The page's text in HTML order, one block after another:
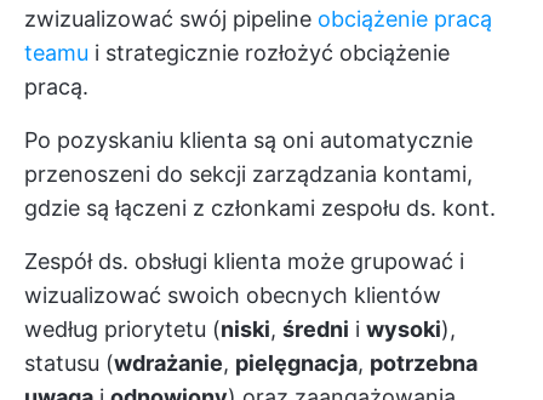
zwizualizować swój pipeline obciążenie pracą
teamu i strategicznie rozłożyć obciążenie
pracą.
Po pozyskaniu klienta są oni automatycznie
przenoszeni do sekcji zarządzania kontami,
gdzie są łączeni z członkami zespołu ds. kont.
Zespół ds. obsługi klienta może grupować i
wizualizować swoich obecnych klientów
według priorytetu (niski, średni i wysoki),
statusu (wdrażanie, pielęgnacja, potrzebna